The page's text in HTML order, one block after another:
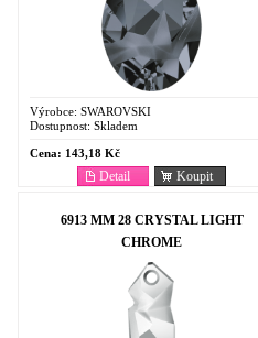
Výrobce: SWAROVSKI
Dostupnost: Skladem
Cena: 143,18 Kč
Koupit
Detail
6913 MM 28 CRYSTAL LIGHT
CHROME